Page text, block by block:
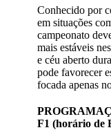
Conhecido por
em situações
campeonato
mais estáveis
e céu aberto
pode favorecer
focada apenas
F1 (horário de